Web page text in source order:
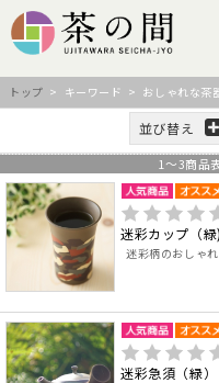
トップ > キーワード > おしゃれな茶
並び替え
1 ～3商品
迷彩カップ（緑)
迷彩柄のおしゃ
迷彩急須（緑）